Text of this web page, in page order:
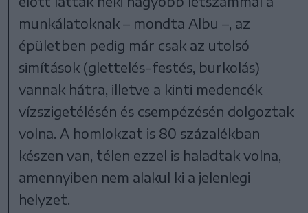
munkálatoknak – mondta Albu –, az
épületben pedig már csak az utolsó
simítások (glettelés-festés, burkolás)
vannak hátra, illetve a kinti medencék
vízszigetélésén és csempézésén dolgoztak
volna. A homlokzat is 80 százalékban
készen van, télen ezzel is haladtak volna,
amennyiben nem alakul ki a jelenlegi
helyzet.